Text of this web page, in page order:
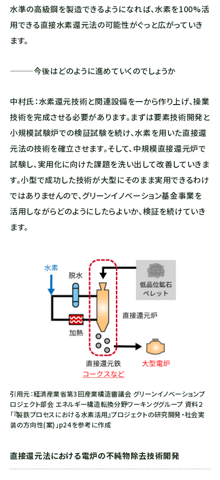
水準の高級鋼を製造できるようになれば、水素を100%活
用できる直接水素還元法の可能性がぐっと広がっていき
ます。
―――今後はどのように進めていくのでしょうか
中村氏：水素還元技術と関連設備を一から作り上げ、操業
技術を完成させる必要があります。まずは要素技術開発と
小規模試験炉での検証試験を続け、水素を用いた直接還
元法の技術を確立させます。そして、中規模直接還元炉で
試験し、実用化に向けた課題を洗い出して改善していきま
す。小型で成功した技術が大型にそのまま実用できるわけ
ではありませんので、グリーンイノベーション基金事業を
活用しながらどのようにしたらよいか、検証を続けていき
ます。
引用元：経済産業省第3回産業構造審議会 グリーンイノベーションプ
ロジェクト部会 エネルギー構造転換分野ワーキンググループ 資料２
「『製鉄プロセスにおける水素活用』プロジェクトの研究開発・社会実
装の方向性(案)」p24を参考に作成
直接還元法における電炉の不純物除去技術開発